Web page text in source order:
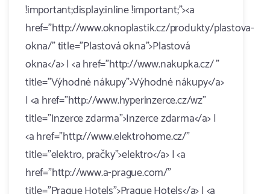
!important;display:inline !important;"><a
href="http://www.oknoplastik.cz/produkty/plastova-
okna/" title="Plastová okna">Plastová
okna</a> | <a href="http://www.nakupka.cz/ "
title="Výhodné nákupy">Výhodné nákupy</a>
| <a href="http://www.hyperinzerce.cz/wz"
title="Inzerce zdarma">Inzerce zdarma</a> |
<a href="http://www.elektrohome.cz/"
title="elektro, pračky">elektro</a> | <a
href="http://www.a-prague.com/"